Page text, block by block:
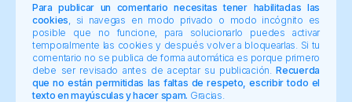
Para publicar un comentario necesitas tener habilitadas las
cookies , si navegas en modo privado o modo incógnito es
posible que no funcione, para solucionarlo puedes activar
temporalmente las cookies y después volver a bloquearlas. Si tu
comentario no se publica de forma automática es porque primero
debe ser revisado antes de aceptar su publicación.Recuerda
que no están permitidas las faltas de respeto, escribir todo el
texto en mayúsculas y hacer spam. Gracias.